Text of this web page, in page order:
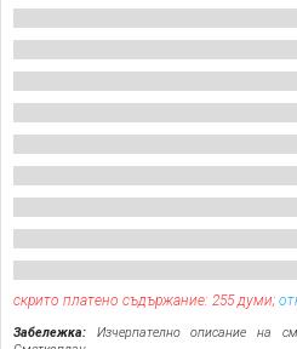
скрито платено съдържание: 255 думи;
Забележка: Изчерпателно описание на